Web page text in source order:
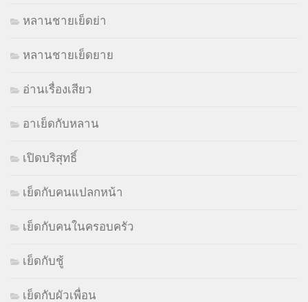
หลานชายเย็ดย่า
หลานชายเย็ดยาย
อ่านเรื่องเสียว
อาเย็ดกับหลาน
เปิดบริสุทธิ์
เย็ดกับคนแปลกหน้า
เย็ดกับคนในครอบครัว
เย็ดกับชู้
เย็ดกับผัวเพื่อน